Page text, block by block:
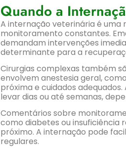
Quando a
A internação veterinária é uma
monitoramento constantes.
demandam intervenções
determinante para a
Cirurgias complexas também
envolvem anestesia geral,
próxima e cuidados
levar dias ou até semanas,
Comentários sobre
como diabetes ou
próximo. A internação pode
regulares.